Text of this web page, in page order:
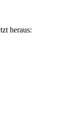
heraus: